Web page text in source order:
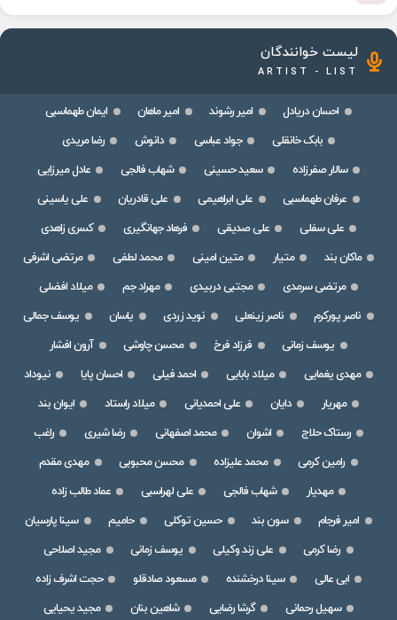
لیست خوانندگان
ARTIST - LIST
احسان دریادل امیر رشوند امیر ماهان
ایمان طهماسبی
بابک خانقلی
جواد عباسی دانوش
رضا مریدی
سالار صفرزاده
سعید حسینی شهاب فالجی
عادل میرزایی
عرفان طهماسبی
علی ابراهیمی علی قادریان
علی یاسینی
علی سفلی
علی صدیقی فرهاد جهانگیری
کسری زاهدی
ماکان بند
متیار متین امینی محمد لطفی
مرتضی اشرفی
مرتضی سرمدی
مجتبی دربیدی مهراد جم
میلاد افضلی
ناصر پورکرم
ناصر زینعلی نوید زردی یاسان
یوسف جمالی
یوسف زمانی
فرزاد فرخ محسن چاوشی
آرون افشار
مهدی یغمایی
میلاد بابایی احمد فیلی احسان پایا
نیوداد
مهریار
دایان علی احمدیانی میلاد راستاد
ایوان بند
رستاک حلاج
اشوان محمد اصفهانی رضا شیری
راغب
رامین کرمی
محمد علیزاده محسن محبوبی
مهدی مقدم
مهدیار
شهاب فالجی علی لهراسبی
عماد طالب زاده
امیر فرجام
سون بند حسین توکلی حامیم
سینا پارسیان
رضا کرمی
علی زند وکیلی یوسف زمانی
مجید اصلاحی
ابی عالی
سینا درخشنده مسعود صادقلو
حجت اشرف زاده
سهیل رحمانی
گرشا رضایی شاهین بنان مجید یحیایی